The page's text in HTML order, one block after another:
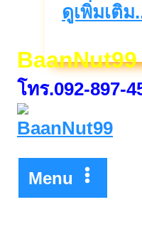
BaanNut99
โทร.092-897-
Menu
ดูเพิ่มเติม